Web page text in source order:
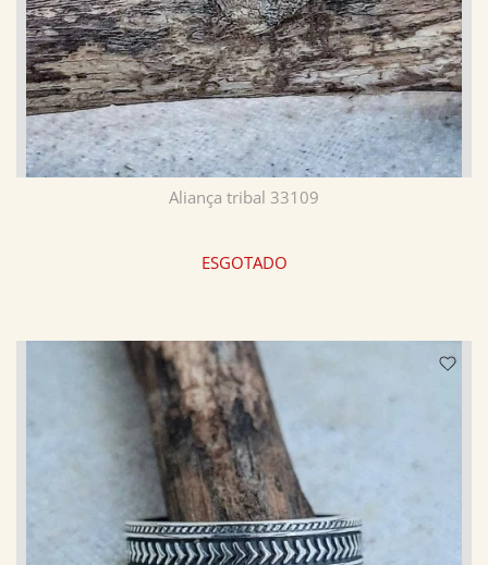
Aliança tribal 33109
ESGOTADO